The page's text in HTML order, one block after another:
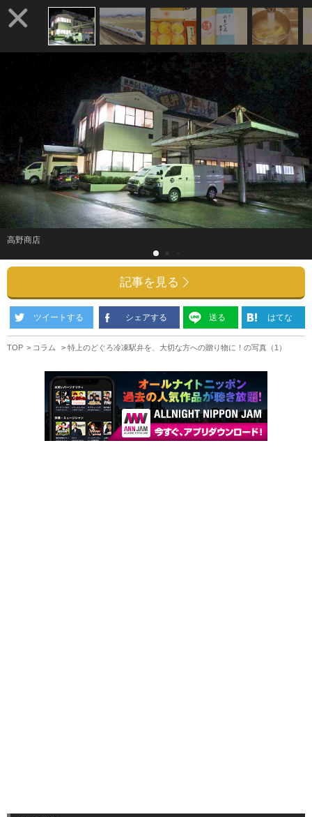
高野商店
記事を見る
ツイートする シェアする 送る はてな
TOP コラム 特上のどぐろ冷凍駅弁を、大切な方への贈り物に！の写真（1）